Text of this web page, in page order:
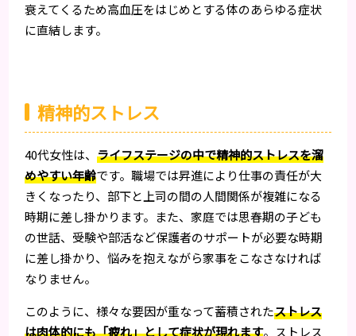
衰えてくるため高血圧をはじめとする体のあらゆる症状
に直結します。
精神的ストレス
40代女性は、ライフステージの中で精神的ストレスを溜
めやすい年齢です。職場では昇進により仕事の責任が大
きくなったり、部下と上司の間の人間関係が複雑になる
時期に差し掛かります。また、家庭では思春期の子ども
の世話、受験や部活など保護者のサポートが必要な時期
に差し掛かり、悩みを抱えながら家事をこなさなければ
なりません。
このように、様々な要因が重なって蓄積されたストレス
は肉体的にも「疲れ」として症状が現れます。ストレス